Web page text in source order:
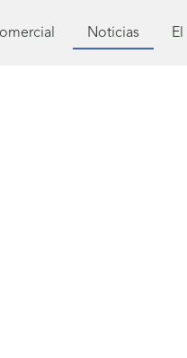
Noticias